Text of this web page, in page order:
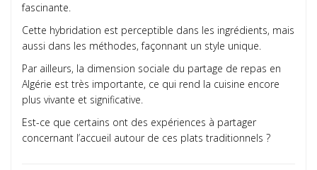
fascinante.
Cette hybridation est perceptible dans les ingrédients, mais
aussi dans les méthodes, façonnant un style unique.
Par ailleurs, la dimension sociale du partage de repas en
Algérie est très importante, ce qui rend la cuisine encore
plus vivante et significative.
Est-ce que certains ont des expériences à partager
concernant l’accueil autour de ces plats traditionnels ?